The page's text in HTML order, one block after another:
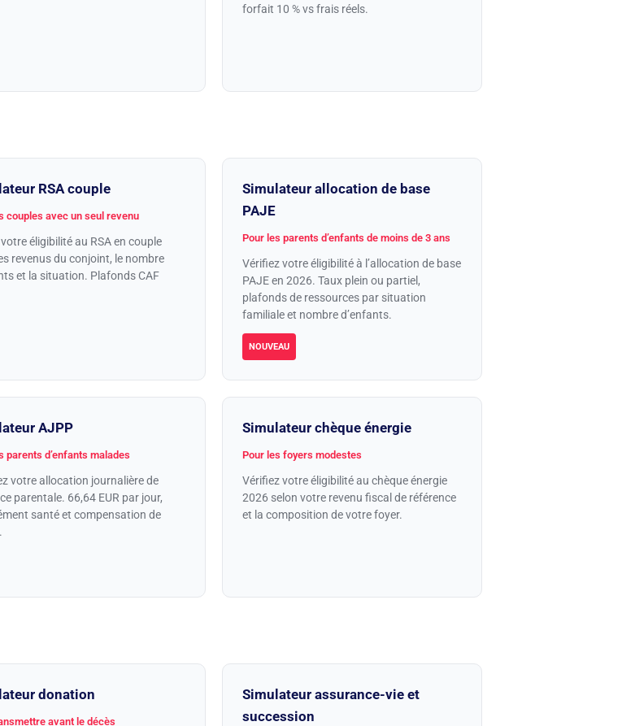
forfait 10 % vs frais réels.
RSA couple
couples avec un seul revenu
éligibilité au RSA en couple
revenus du conjoint, le nombre
et la situation. Plafonds CAF
Simulateur allocation de base
PAJE
Pour les parents d’enfants de moins de 3 ans
Vérifiez votre éligibilité à l’allocation de base
PAJE en 2026. Taux plein ou partiel,
plafonds de ressources par situation
familiale et nombre d’enfants.
NOUVEAU
AJPP
parents d’enfants malades
votre allocation journalière de
parentale. 66,64 EUR par jour,
santé et compensation de
Simulateur chèque énergie
Pour les foyers modestes
Vérifiez votre éligibilité au chèque énergie
2026 selon votre revenu fiscal de référence
et la composition de votre foyer.
donation
avant le décès
Simulateur assurance-vie et
succession